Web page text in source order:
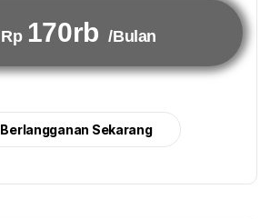
Rp 170rb /Bulan
Berlangganan Sekarang